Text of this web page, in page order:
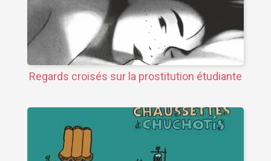
Regards croisés sur la prostitution étudiante